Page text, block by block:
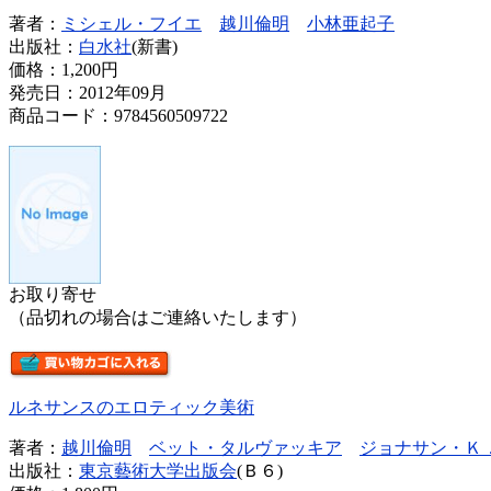
著者： ミシェル・フイエ 越川倫明
小林亜起子
出版社： 白水社(新書)
価格： 1,200円
発売日：2012年09月
商品コード：9784560509722
お取り寄せ
（品切れの場合はご連絡いたします）
ルネサンスのエロティック美術
著者： 越川倫明 ベット・タルヴァッキア
ジョナサン・Ｋ
出版社： 東京藝術大学出版会(Ｂ６)